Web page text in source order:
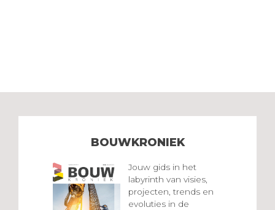
BOUWKRONIEK
Jouw gids in het
labyrinth van visies,
projecten, trends en
evoluties in de